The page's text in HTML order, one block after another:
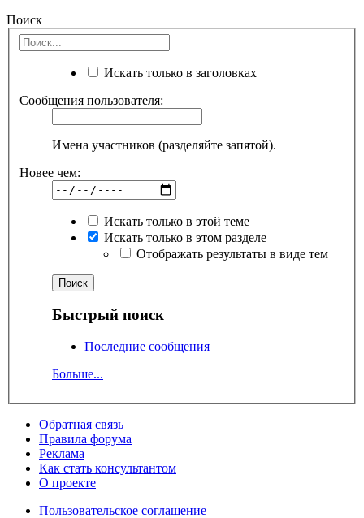
Поиск
Искать только в заголовках
Сообщения пользователя:
Имена участников (разделяйте запятой).
Новее чем:
Искать только в этой теме
Искать только в этом разделе
Отображать результаты в виде тем
Быстрый поиск
Последние сообщения
Больше...
Обратная связь
Правила форума
Реклама
Как стать консультантом
О проекте
Пользовательское соглашение